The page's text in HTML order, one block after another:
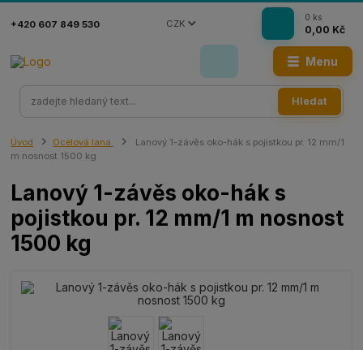
Menu
CZK
Hledat
+420 607 849 530
0 ks
0,00 Kč
Úvod Ocelová lana
Lanový 1-závěs oko-hák s pojistkou pr. 12 mm/1
m nosnost 1500 kg
Lanový 1-závěs oko-hák s
pojistkou pr. 12 mm/1 m nosnost
1500 kg